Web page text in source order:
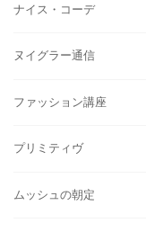
ナイス・コーデ
ヌイグラー通信
ファッション講座
プリミティヴ
ムッシュの朝定